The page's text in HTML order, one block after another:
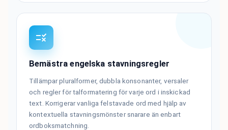
Bemästra engelska stavningsregler
Tillämpar pluralformer, dubbla konsonanter, versaler
och regler för talformatering för varje ord i inskickad
text. Korrigerar vanliga felstavade ord med hjälp av
kontextuella stavningsmönster snarare än enbart
ordboksmatchning.